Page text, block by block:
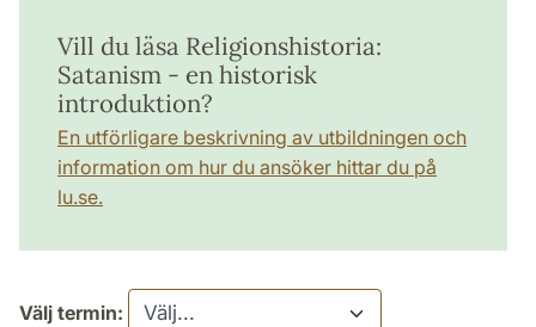
Vill du läsa Religionshistoria:
Satanism - en historisk
introduktion?
En utförligare beskrivning av utbildningen och
information om hur du ansöker hittar du på
lu.se.
Välj termin: